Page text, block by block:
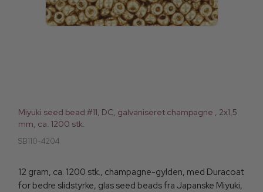
Miyuki seed bead #11, DC, galvaniseret champagne , 2x1,5
mm, ca. 1200 stk.
SB110-4204
12 gram, ca. 1200 stk., champagne-gylden, med Duracoat
for bedre slidstyrke, glas seed beads fra Japanske Miyuki,